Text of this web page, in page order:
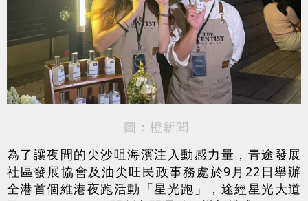
圖：橙新聞
為了讓夜間的尖沙咀海濱注入動感力量，青途發展
社區發展協會及油尖旺民政事務處於9月22日舉辦
全港首個維港夜跑活動「星光跑」，途經星光大道